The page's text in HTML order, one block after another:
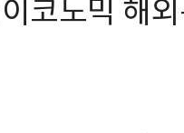
코노믹 해